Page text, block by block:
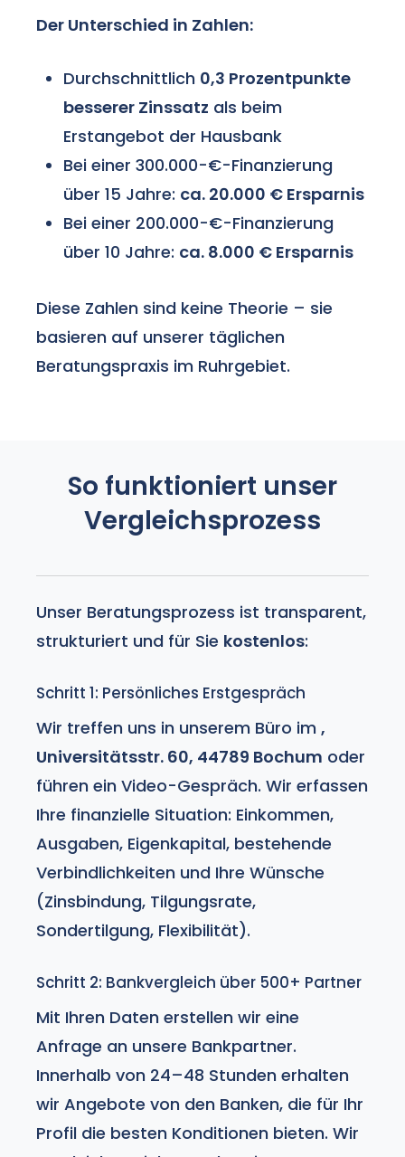
Der Unterschied in Zahlen:
Durchschnittlich 0,3 Prozentpunkte
besserer Zinssatz als beim
Erstangebot der Hausbank
Bei einer 300.000-€-Finanzierung
über 15 Jahre: ca. 20.000 € Ersparnis
Bei einer 200.000-€-Finanzierung
über 10 Jahre: ca. 8.000 € Ersparnis
Diese Zahlen sind keine Theorie – sie
basieren auf unserer täglichen
Beratungspraxis im Ruhrgebiet.
So funktioniert unser
Vergleichsprozess
Unser Beratungsprozess ist transparent,
strukturiert und für Sie kostenlos:
Schritt 1: Persönliches Erstgespräch
Wir treffen uns in unserem Büro im,
Universitätsstr. 60, 44789 Bochum oder
führen ein Video-Gespräch. Wir erfassen
Ihre finanzielle Situation: Einkommen,
Ausgaben, Eigenkapital, bestehende
Verbindlichkeiten und Ihre Wünsche
(Zinsbindung, Tilgungsrate,
Sondertilgung, Flexibilität).
Schritt 2: Bankvergleich über 500+ Partner
Mit Ihren Daten erstellen wir eine
Anfrage an unsere Bankpartner.
Innerhalb von 24–48 Stunden erhalten
wir Angebote von den Banken, die für Ihr
Profil die besten Konditionen bieten. Wir